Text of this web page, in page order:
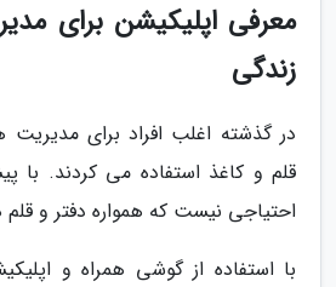
معرفی اپلیکیشن برای
زندگی
در گذشته اغلب افراد برای مدیریت
قلم و کاغذ استفاده می کردند. با
احتیاجی نیست که همواره دفتر و قلم
با استفاده از گوشی همراه و